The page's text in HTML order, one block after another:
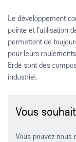
Le développement
pointe et l'utilisation
permettent de
pour leurs
Erde sont des
industriel.
Vous
Vous pouvez nous